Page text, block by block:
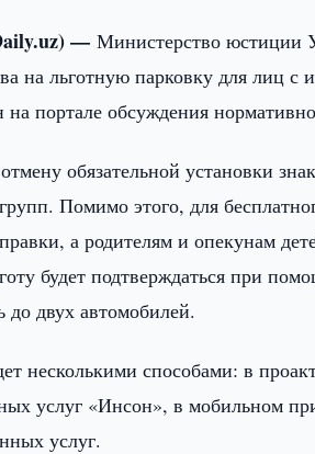
—Министерство юстиции
на льготную парковку для лиц
на портале обсуждения
обязательной установки
Помимо этого, для
а родителям и опекунам
будет подтверждаться при
до двух автомобилей.
несколькими способами: в
услуг «Инсон», в мобильном
услуг.